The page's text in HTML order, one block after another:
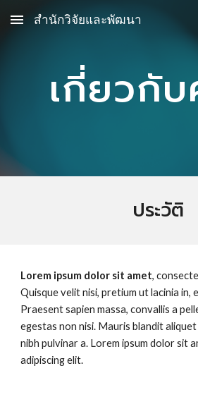
Skip to main content
สำนักวิจัยและพัฒนา
เกี่ยวกั
ประวัติ
Lorem ipsum dolor sit amet,
Quisque velit nisi, pretium ut lacinia in,
Praesent sapien massa, convallis a
egestas non nisi. Mauris blandit
nibh pulvinar a. Lorem ipsum dolor sit
adipiscing elit.